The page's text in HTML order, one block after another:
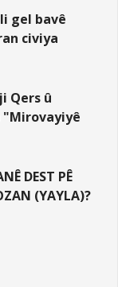
gel bavê
civiya
Qers û
"Mirovayiyê
DEST PÊ
(YAYLA)?